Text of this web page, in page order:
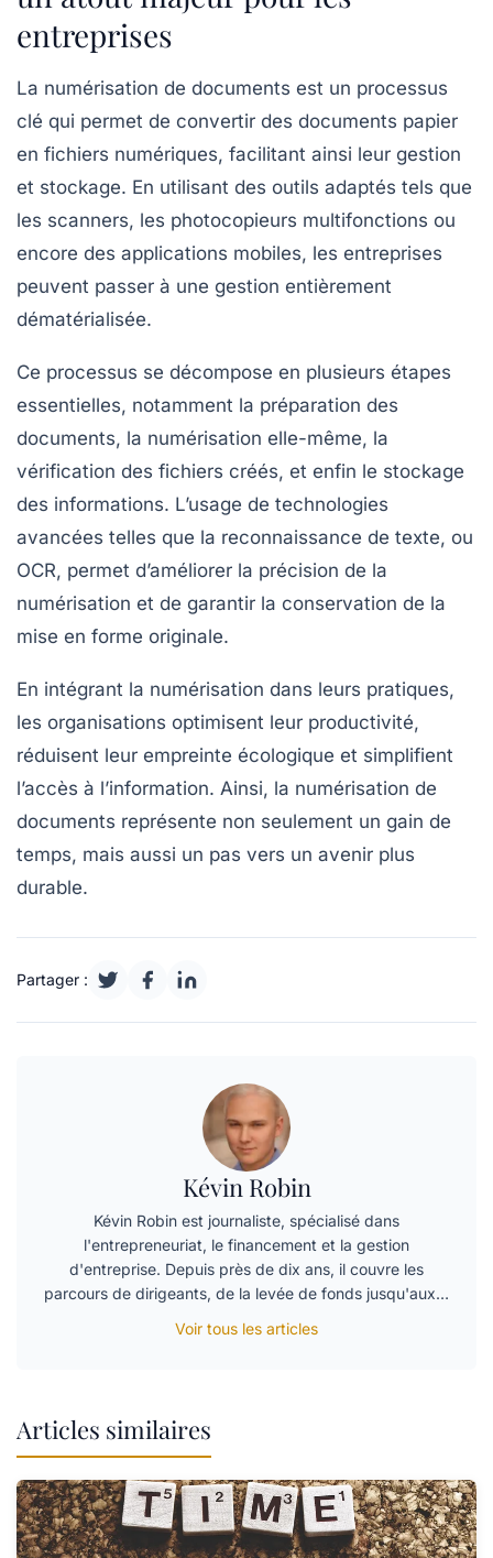
entreprises
La numérisation de documents est un processus
clé qui permet de convertir des documents papier
en fichiers numériques, facilitant ainsi leur gestion
et stockage. En utilisant des outils adaptés tels que
les scanners, les photocopieurs multifonctions ou
encore des applications mobiles, les entreprises
peuvent passer à une gestion entièrement
dématérialisée.
Ce processus se décompose en plusieurs étapes
essentielles, notamment la préparation des
documents, la numérisation elle-même, la
vérification des fichiers créés, et enfin le stockage
des informations. L’usage de technologies
avancées telles que la reconnaissance de texte, ou
OCR, permet d’améliorer la précision de la
numérisation et de garantir la conservation de la
mise en forme originale.
En intégrant la numérisation dans leurs pratiques,
les organisations optimisent leur productivité,
réduisent leur empreinte écologique et simplifient
l’accès à l’information. Ainsi, la numérisation de
documents représente non seulement un gain de
temps, mais aussi un pas vers un avenir plus
durable.
Partager :
Kévin Robin
Kévin Robin est journaliste, spécialisé dans
l'entrepreneuriat, le financement et la gestion
d'entreprise. Depuis près de dix ans, il couvre les
parcours de dirigeants, de la levée de fonds jusqu'aux…
Voir tous les articles
Articles similaires